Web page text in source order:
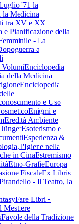
'71 la
la Medicina
tra XV e XX
e Pianificazione della
- La
a
VolumiEnciclopedia
della Medicina
Enciclopedia
e Uso
Enigmi e
Eredità Ambiente
Esoterismo e
Esperienza &
l'Igiene nella
in CinaEstremismo
Etno-GrafieEuropa
FiscaleEx Libris
- Il Teatro, la
Fare Libri •
Mestiere
Favole della Tradizione